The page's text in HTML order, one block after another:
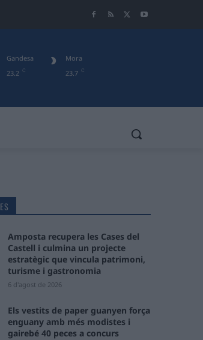
23.2 C
Gandesa
23.7 C
Mora
Amposta recupera les Cases del
Castell i culmina un projecte
estratègic que vincula patrimoni,
turisme i gastronomia
6 d'agost de 2026
Els vestits de paper guanyen força
enguany amb més modistes i
gairebé 40 peces a concurs